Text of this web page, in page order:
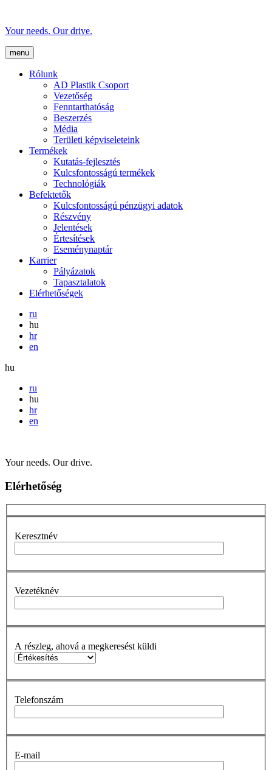
Your needs. Our drive.
menu
Rólunk
AD Plastik Csoport
Vezetőség
Fenntarthatóság
Beszerzés
Média
Területi képviseleteink
Termékek
Kutatás-fejlesztés
Kulcsfontosságú termékek
Technológiák
Befektetők
Kulcsfontosságú pénzügyi adatok
Részvény
Jelentések
Értesítések
Eseménynaptár
Karrier
Pályázatok
Tapasztalatok
Elérhetőségek
ru
hu
hr
en
hu
ru
hu
hr
en
Your needs. Our drive.
Elérhetőség
Keresztnév
Vezetéknév
A részleg, ahová a megkeresést küldi
Telefonszám
E-mail